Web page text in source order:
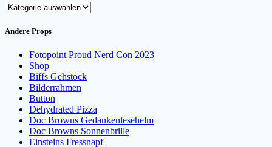
Kategorien
Andere Props
Fotopoint Proud Nerd Con 2023
Shop
Biffs Gehstock
Bilderrahmen
Button
Dehydrated Pizza
Doc Browns Gedankenlesehelm
Doc Browns Sonnenbrille
Einsteins Fressnapf